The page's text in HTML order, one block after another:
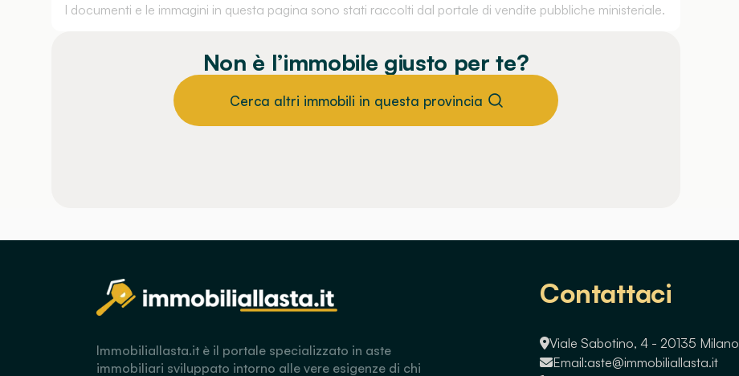
I documenti e le immagini in questa pagina sono stati raccolti dal portale di vendite pubbliche ministeriale.
Non è l’immobile giusto per te?
Cerca altri immobili in questa provincia
Immobiliallasta.it è il portale specializzato in aste
immobiliari sviluppato intorno alle vere esigenze di chi
Contattaci
Viale Sabotino, 4 - 20135 Milano
Email:aste@immobiliallasta.it